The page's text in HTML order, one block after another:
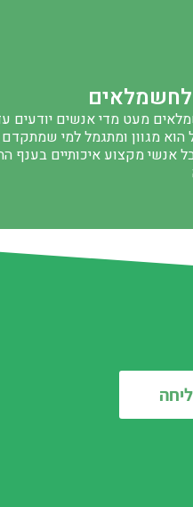
לחשמלאים
מעט מדי אנשים יודעים
מגוון ומתגמל למי שמתקדם
אנשי מקצוע איכותיים בענף